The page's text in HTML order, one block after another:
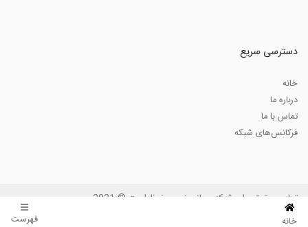
خانه فهرست
دسترسی سریع
خانه
درباره ما
تماس با ما
فرکانس‌های شبکه
تمامی حقوق برای شبکه جهانی نور محفوظ است © 2021